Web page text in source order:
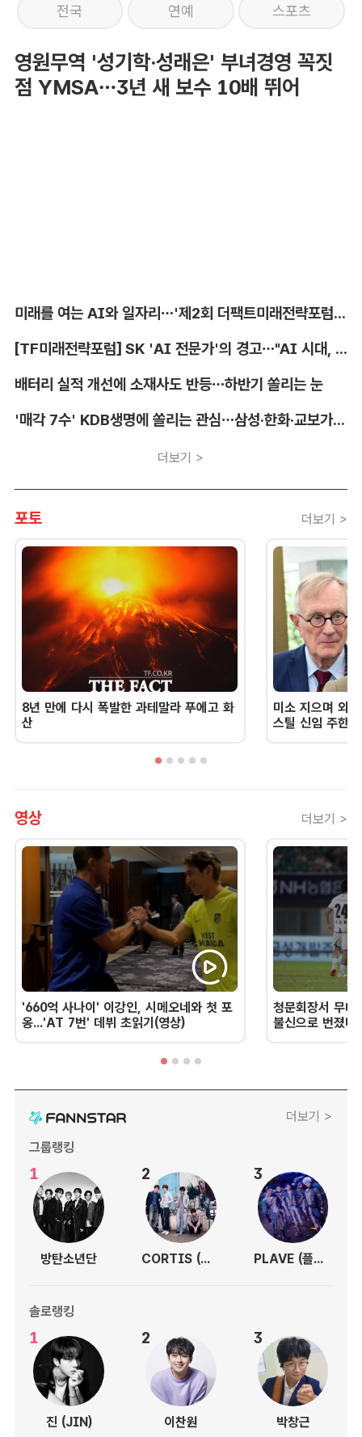
전국 연예 스포츠
영원무역 '성기학·성래은' 부녀경영 꼭짓
점 YMSA…3년 새 보수 10배 뛰어
미래를 여는 AI와 일자리…'제2회 더팩트미래전략포럼' 참가 신청
[TF미래전략포럼] SK 'AI 전문가'의 경고…"AI 시대, 인재 격차 더 커진다"
배터리 실적 개선에 소재사도 반등…하반기 쏠리는 눈
'매각 7수' KDB생명에 쏠리는 관심…삼성·한화·교보가 주목하는 이유
더보기 >
포토 더보기 >
8년 만에 다시 폭발한 과테말라 푸에고 화
산
미소 지으며 외
스틸 신임 주한
영상 더보기 >
'660억 사나이' 이강인, 시메오네와 첫 포
옹...'AT 7번' 데뷔 초읽기(영상)
청문회장서 무너
불신으로 번졌
더보기 >
그룹랭킹
1
방탄소년단
2
CORTIS (코르티스)
3
PLAVE (플레이브)
솔로랭킹
1
진 (JIN)
2
이찬원
3
박창근